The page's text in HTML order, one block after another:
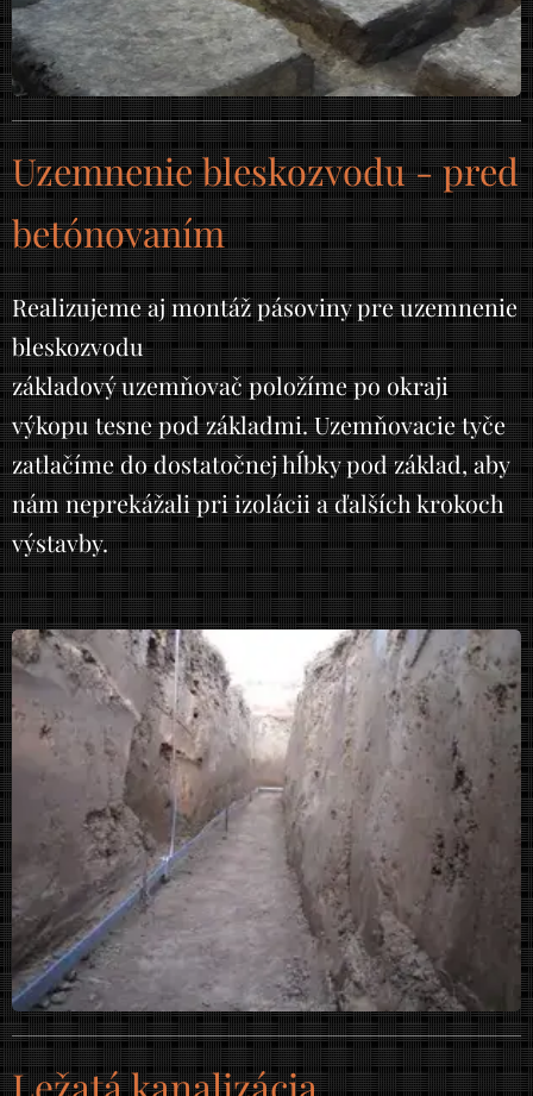
Uzemnenie bleskozvodu - pred
betónovaním
Realizujeme aj montáž pásoviny pre uzemnenie
bleskozvodu
základový uzemňovač položíme po okraji
výkopu tesne pod základmi. Uzemňovacie tyče
zatlačíme do dostatočnej hĺbky pod základ, aby
nám neprekážali pri izolácii a ďalších krokoch
výstavby.